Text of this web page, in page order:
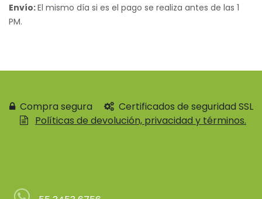
Envío:El mismo día si es el pago se realiza antes de las 1
PM.
Compra segura
Certificados de seguridad SSL
Políticas de devolución, privacidad y términos.